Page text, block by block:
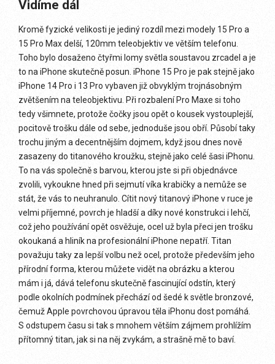
Vidíme dál
Kromě fyzické velikosti je jediný rozdíl mezi modely 15 Pro a
15 Pro Max delší, 120mm teleobjektiv ve větším telefonu.
Toho bylo dosaženo čtyřmi lomy světla soustavou zrcadel a je
to na iPhone skutečně posun. iPhone 15 Pro je pak stejně jako
iPhone 14 Pro i 13 Pro vybaven již obvyklým trojnásobným
zvětšením na teleobjektivu. Při rozbalení Pro Maxe si toho
tedy všimnete, protože čočky jsou opět o kousek vystouplejší,
pocitově trošku dále od sebe, jednoduše jsou obří. Působí taky
trochu jiným a decentnějším dojmem, když jsou dnes nově
zasazeny do titanového kroužku, stejně jako celé šasi iPhonu.
To na vás společně s barvou, kterou jste si při objednávce
zvolili, vykoukne hned při sejmutí víka krabičky a nemůže se
stát, že vás to neuhranulo. Cítit nový titanový iPhone v ruce je
velmi příjemné, povrch je hladší a díky nové konstrukci i lehčí,
což jeho používání opět osvěžuje, ocel už byla přeci jen trošku
okoukaná a hliník na profesionální iPhone nepatří. Titan
považuju taky za lepší volbu než ocel, protože především jeho
přírodní forma, kterou můžete vidět na obrázku a kterou
mám i já, dává telefonu skutečně fascinující odstín, který
podle okolních podmínek přechází od šedé k světle bronzové,
čemuž Apple povrchovou úpravou těla iPhonu dost pomáhá.
S odstupem času si tak s mnohem větším zájmem prohlížím
přítomný titan, jak si na něj zvykám, a strašně mě to baví.